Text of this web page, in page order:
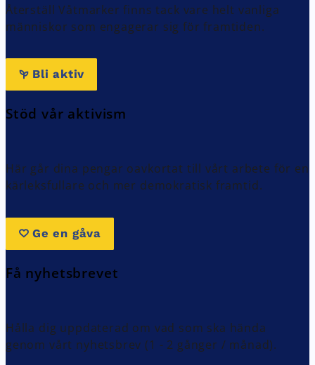
Återställ Våtmarker finns tack vare helt vanliga
människor som engagerar sig för framtiden.
Bli aktiv
Stöd vår aktivism
Här går dina pengar oavkortat till vårt arbete för en
kärleksfullare och mer demokratisk framtid.
Ge en gåva
Få nyhetsbrevet
Hålla dig uppdaterad om vad som ska hända
genom vårt nyhetsbrev (1 - 2 gånger / månad).